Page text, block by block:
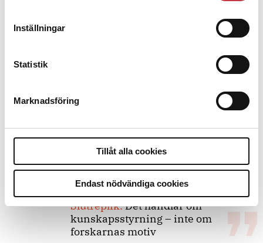
Inställningar
Statistik
Marknadsföring
Tillåt alla cookies
Endast nödvändiga cookies
Polisregionen erkänner fel: ”Kommer
Slutreplik:Det handlar om
kunskapsstyrning – inte om
forskarnas motiv